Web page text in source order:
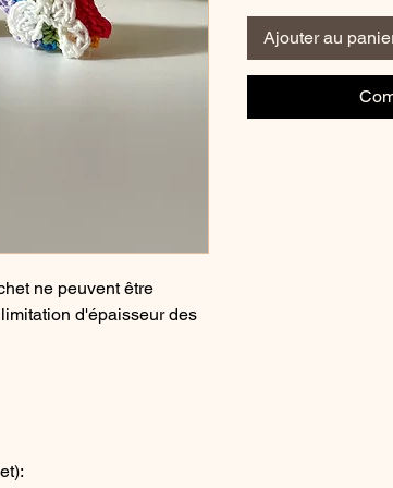
ne peuvent être
d'épaisseur des
Ajouter au